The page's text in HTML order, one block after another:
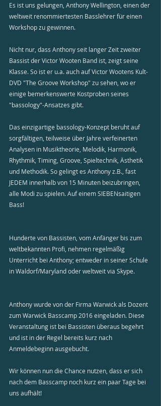
Es ist uns gelungen, Anthony Wellington, einen der
weltweit renommiertesten Basslehrer für einen
Workshop zu gewinnen.
Nicht nur, dass Anthony seit langer Zeit zweiter
Bassist der Victor Wooten Band ist, zeigt seine
Klasse. So ist er u.a. auch auf Victor Wootens Kult-
DVD "The Groove Workshop" zu sehen, wo er
einige bemerkenswerte Kostproben seines
"bassology"-Ansatzes gibt.
Das einzigartige bassology-Konzept beruht auf
sorgfältigen, teilweise über Jahre verfeinerten
Analysen in Musiktheorie, Melodik, Harmonik,
Rhythmik, Timing, Groove, Spieltechnik, Ästhetik
und Methodik. So gelingt es Anthony z.B., fast
JEDEM innerhalb von 15 Minuten beizubringen,
alle Modi zu spielen. Auf einem SIEBENsaitigen
Bass!
Hunderte von Bassisten, vom Anfänger bis zum
weltbekannten Profi, nehmen regelmäßig
Unterricht bei Anthony; entweder in seiner Schule
in Waldorf/Maryland oder weltweit via Skype.
Anthony wurde von der Firma Warwick als Dozent
zum Warwick Basscamp 2016 eingeladen. Diese
Veranstaltung ist bei Bassisten überaus begehrt
und ist in der Regel bereits kurz nach
Anmeldebeginn ausgebucht.
Wir können nun die Chance nutzen, dass er sich
nach dem Basscamp noch kurz ein paar Tage bei
uns aufhält!